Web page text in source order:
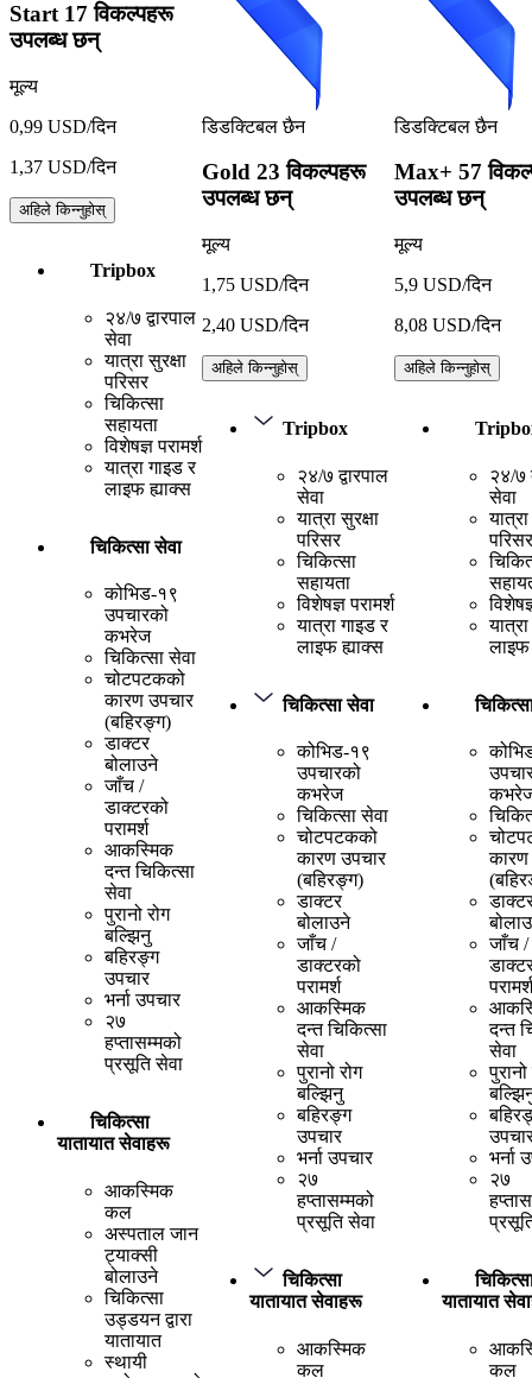
Start 17 विकल्पहरू
उपलब्ध छन्
मूल्य
0,99 USD/दिन
1,37 USD/दिन
अहिले किन्नुहोस्
Tripbox
२४/७ द्वारपाल
सेवा
यात्रा सुरक्षा
परिसर
चिकित्सा
सहायता
विशेषज्ञ परामर्श
यात्रा गाइड र
लाइफ ह्याक्स
चिकित्सा सेवा
कोभिड-१९
उपचारको
कभरेज
चिकित्सा सेवा
चोटपटकको
कारण उपचार
(बहिरङ्ग)
डाक्टर
बोलाउने
जाँच /
डाक्टरको
परामर्श
आकस्मिक
दन्त चिकित्सा
सेवा
पुरानो रोग
बल्झिनु
बहिरङ्ग
उपचार
भर्ना उपचार
२७
हप्तासम्मको
प्रसूति सेवा
चिकित्सा
यातायात सेवाहरू
आकस्मिक
कल
अस्पताल जान
ट्याक्सी
बोलाउने
चिकित्सा
उड्डयन द्वारा
यातायात
स्थायी
डिडक्टिबल छैन
Gold 23 विकल्पहरू
उपलब्ध छन्
मूल्य
1,75 USD/दिन
2,40 USD/दिन
अहिले किन्नुहोस्
Tripbox
२४/७ द्वारपाल
सेवा
यात्रा सुरक्षा
परिसर
चिकित्सा
सहायता
विशेषज्ञ परामर्श
यात्रा गाइड र
लाइफ ह्याक्स
चिकित्सा सेवा
कोभिड-१९
उपचारको
कभरेज
चिकित्सा सेवा
चोटपटकको
कारण उपचार
(बहिरङ्ग)
डाक्टर
बोलाउने
जाँच /
डाक्टरको
परामर्श
आकस्मिक
दन्त चिकित्सा
सेवा
पुरानो रोग
बल्झिनु
बहिरङ्ग
उपचार
भर्ना उपचार
२७
हप्तासम्मको
प्रसूति सेवा
चिकित्सा
यातायात सेवाहरू
आकस्मिक
कल
डिडक्टिबल छैन
Max+ 57
उपलब्ध छन्
मूल्य
5,9 USD/दिन
8,08 USD/दिन
अहिले किन्नुहोस्
२४/७
सेवा
परिसर
लाइफ
कारण
जाँच /
परामर्श
दन्त
सेवा
पुरानो
भर्ना
२७
यातायात
कल